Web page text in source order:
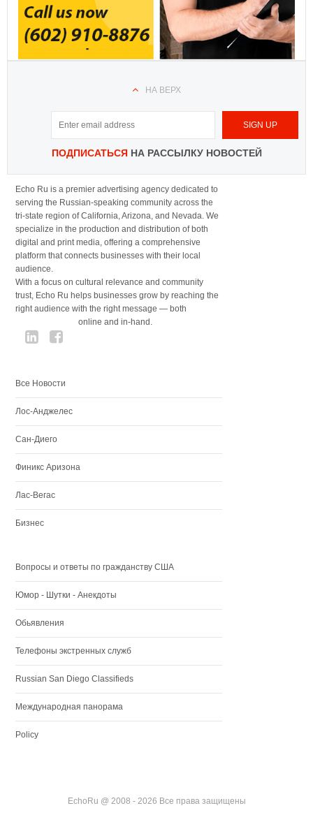
НА ВЕРХ
ПОДПИСАТЬСЯНА РАССЫЛКУ НОВОСТЕЙ
Echo Ru is a premier advertising agency dedicated to
serving the Russian-speaking community across the
tri-state region of California, Arizona, and Nevada. We
specialize in the production and distribution of both
digital and print media, offering a comprehensive
platform that connects businesses with their local
audience.
With a focus on cultural relevance and community
trust, Echo Ru helps businesses grow by reaching the
right audience with the right message — both
online and in-hand.
Все Новости
Лос-Анджелес
Сан-Диего
Финикс Аризона
Лас-Вегас
Бизнес
Вопросы и ответы по гражданству США
Юмор - Шутки - Анекдоты
Обьявления
Телефоны экстренных служб
Russian San Diego Classifieds
Международная панорама
Policy
EchoRu @ 2008 - 2026 Все права защищены